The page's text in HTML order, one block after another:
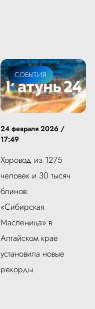
СОБЫТИЯ
24 февраля 2026 /
17:49
Хоровод из 1275
человек и 30 тысяч
блинов:
«Сибирская
Масленица» в
Алтайском крае
установила новые
рекорды